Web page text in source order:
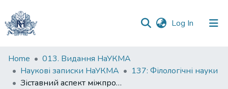
Log In (current)
Communities
&
Collections
Home
013. Видання НаУКМА
Наукові записки НаУКМА
137: Філологічні науки
Зіставний аспект міжпропозитивних відношень в американському та українському публічних дискурсах